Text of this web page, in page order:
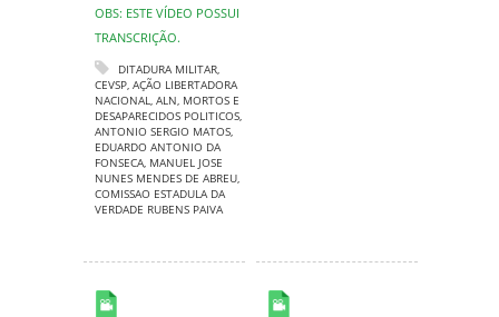
OBS: ESTE VÍDEO POSSUI
TRANSCRIÇÃO.
DITADURA MILITAR,
CEVSP, AÇÃO LIBERTADORA
NACIONAL, ALN, MORTOS E
DESAPARECIDOS POLITICOS,
ANTONIO SERGIO MATOS,
EDUARDO ANTONIO DA
FONSECA, MANUEL JOSE
NUNES MENDES DE ABREU,
COMISSAO ESTADULA DA
VERDADE RUBENS PAIVA